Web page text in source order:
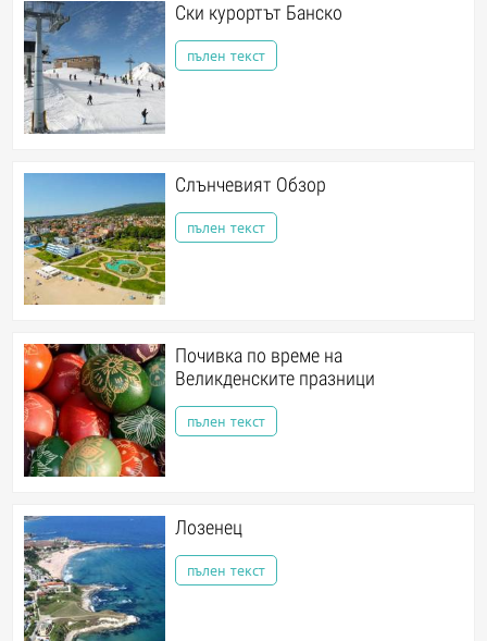
Ски курортът Банско
пълен текст
Слънчевият Обзор
пълен текст
Почивка по време на
Великденските празници
пълен текст
Лозенец
пълен текст